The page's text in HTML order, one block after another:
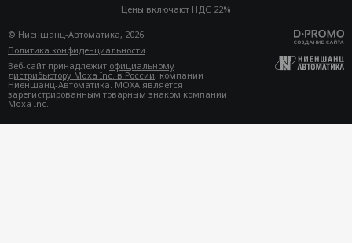
Цены включают НДС 22%
© Ниеншанц-Автоматика, 2026
Политика конфиденциальности
Веб-сайт принадлежит официальному
дистрибьютору Moxa Inc. в России, компании
Ниеншанц-Автоматика. MOXA является
зарегистрированным товарным знаком компании
Moxa Inc.